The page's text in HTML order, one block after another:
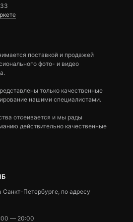
поставкой и продажей
фото- и видео
только качественные
нашими специалистами.
отсеивается и мы рады
действительно качественные
Санкт-Петербурге, по адресу
— 20:00